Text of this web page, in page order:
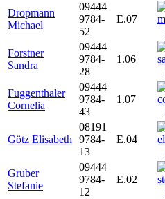
Dropmann
Michael
09444
9784-
52
E.07
Forstner
Sandra
09444
9784-
28
1.06
Fuggenthaler
Cornelia
09444
9784-
43
1.07
Götz Elisabeth
08191
9784-
13
E.04
Gruber
Stefanie
09444
9784-
12
E.02